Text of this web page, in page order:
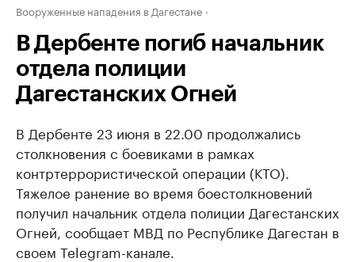
Вооруженные нападения в Дагестане
В Дербенте погиб начальник
отдела полиции
Дагестанских Огней
В Дербенте 23 июня в 22.00 продолжались
столкновения с боевиками в рамках
контртеррористической операции (КТО).
Тяжелое ранение во время боестолкновений
получил начальник отдела полиции Дагестанских
Огней, сообщает МВД по Республике Дагестан в
своем Telegram-канале.